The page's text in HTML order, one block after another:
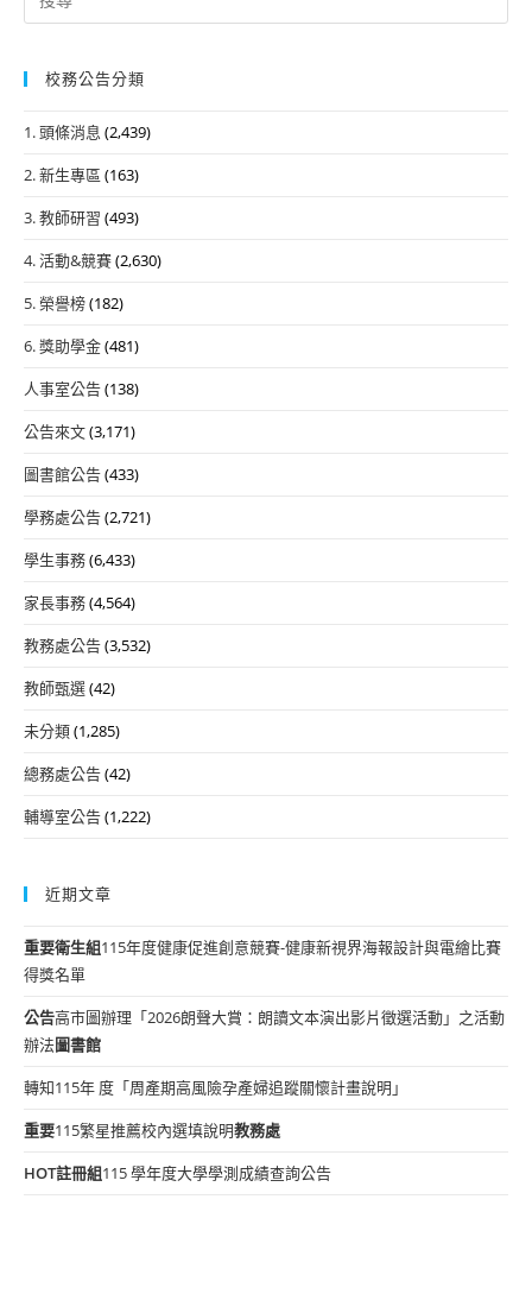
for:
校務公告分類
1. 頭條消息 (2,439)
2. 新生專區 (163)
3. 教師研習 (493)
4. 活動&競賽(2,630)
5. 榮譽榜(182)
6. 獎助學金(481)
人事室公告(138)
公告來文(3,171)
圖書館公告(433)
學務處公告(2,721)
學生事務(6,433)
家長事務(4,564)
教務處公告(3,532)
教師甄選(42)
未分類(1,285)
總務處公告(42)
輔導室公告(1,222)
近期文章
重要衛生組115年度健康促進創意競賽-健康新視界海報設計與電繪比賽
得獎名單
公告高市圖辦理「2026朗聲大賞：朗讀文本演出影片徵選活動」之活動
辦法圖書館
轉知115年 度「周產期高風險孕產婦追蹤關懷計畫說明」
重要115繁星推薦校內選填說明教務處
HOT註冊組115 學年度大學學測成績查詢公告